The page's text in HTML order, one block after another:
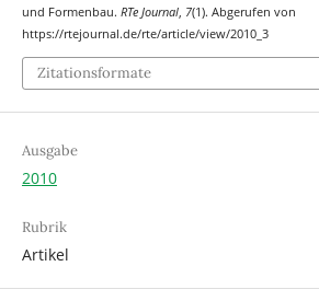
und Formenbau. RTe Journal, 7(1). Abgerufen von
https://rtejournal.de/rte/article/view/2010_3
Zitationsformate
Ausgabe
2010
Rubrik
Artikel